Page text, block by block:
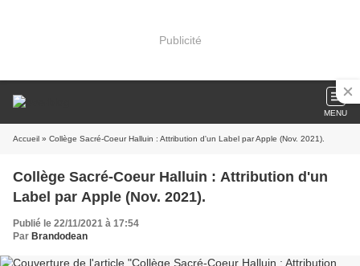
Publicité
MENU
Accueil » Collège Sacré-Coeur Halluin : Attribution d'un Label par Apple (Nov. 2021).
Collège Sacré-Coeur Halluin : Attribution d'un
Label par Apple (Nov. 2021).
Publié le 22/11/2021 à 17:54
Par Brandodean